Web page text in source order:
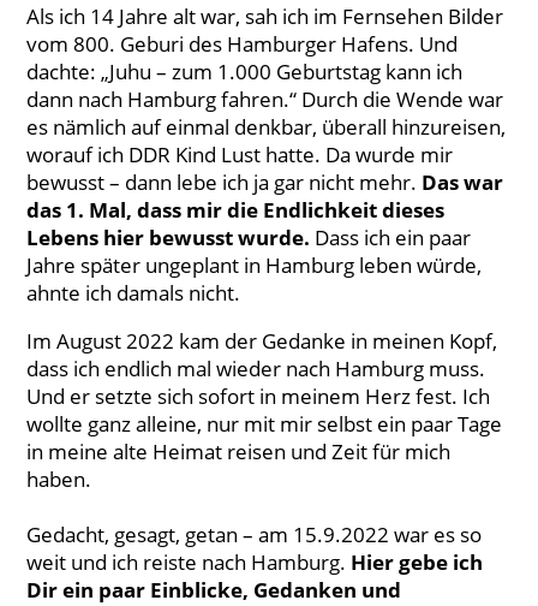
Als ich 14 Jahre alt war, sah ich im Fernsehen Bilder
vom 800. Geburi des Hamburger Hafens. Und
dachte: „Juhu – zum 1.000 Geburtstag kann ich
dann nach Hamburg fahren.“ Durch die Wende war
es nämlich auf einmal denkbar, überall hinzureisen,
worauf ich DDR Kind Lust hatte. Da wurde mir
bewusst – dann lebe ich ja gar nicht mehr. Das war
das 1. Mal, dass mir die Endlichkeit dieses
Lebens hier bewusst wurde. Dass ich ein paar
Jahre später ungeplant in Hamburg leben würde,
ahnte ich damals nicht.
Im August 2022 kam der Gedanke in meinen Kopf,
dass ich endlich mal wieder nach Hamburg muss.
Und er setzte sich sofort in meinem Herz fest. Ich
wollte ganz alleine, nur mit mir selbst ein paar Tage
in meine alte Heimat reisen und Zeit für mich
haben.
Gedacht, gesagt, getan – am 15.9.2022 war es so
weit und ich reiste nach Hamburg. Hier gebe ich
Dir ein paar Einblicke, Gedanken und